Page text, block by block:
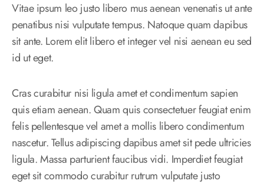
Vitae ipsum leo justo libero mus aenean venenatis ut ante
penatibus nisi vulputate tempus. Natoque quam dapibus
sit ante. Lorem elit libero et integer vel nisi aenean eu sed
id ut eget.
Cras curabitur nisi ligula amet et condimentum sapien
quis etiam aenean. Quam quis consectetuer feugiat enim
felis pellentesque vel amet a mollis libero condimentum
nascetur. Tellus adipiscing dapibus amet sit pede ultricies
ligula. Massa parturient faucibus vidi. Imperdiet feugiat
eget sit commodo curabitur rutrum vulputate justo